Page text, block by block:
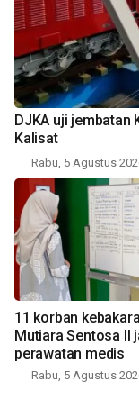
DJKA uji jembatan
Kalisat
Rabu, 5 Agustus
11 korban
Mutiara Sentosa II
perawatan medis
Rabu, 5 Agustus